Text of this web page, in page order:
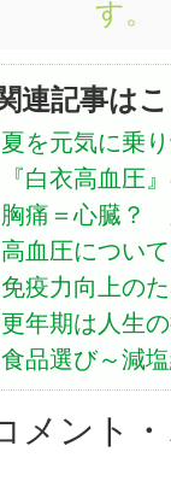
す。
連記事は
夏を元気に乗
『白衣高血圧
胸痛＝心臓？
高血圧について
免疫力向上の
更年期は人生
食品選び～減
メント